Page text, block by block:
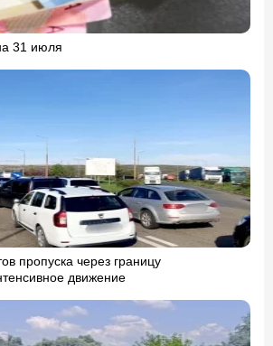
31 июля
пропуска через границу
движение